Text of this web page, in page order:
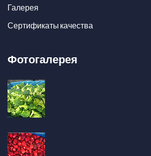
Галерея
Сертификаты качества
Фотогалерея